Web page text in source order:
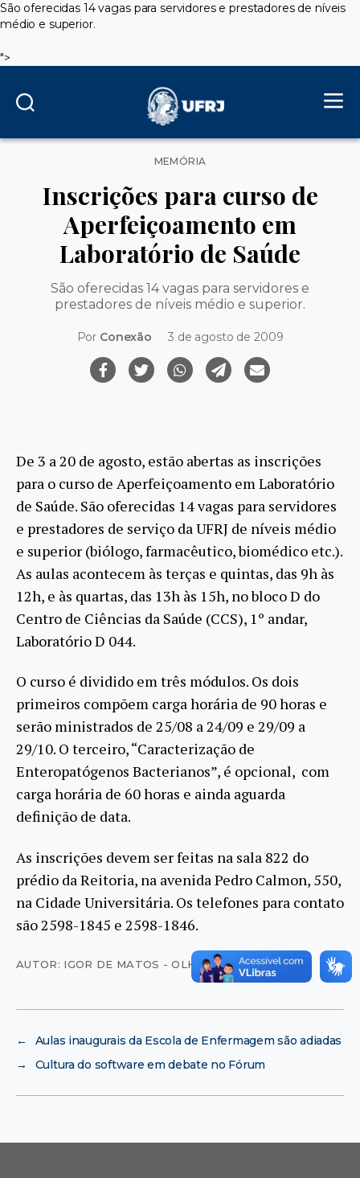
São oferecidas 14 vagas para servidores e prestadores de níveis
médio e superior.
">
Categorias
MEMÓRIA
Inscrições para curso de
Aperfeiçoamento em
Laboratório de Saúde
São oferecidas 14 vagas para servidores e
prestadores de níveis médio e superior.
Por Conexão 3 de agosto de 2009
De 3 a 20 de agosto, estão abertas as inscrições
para o curso de Aperfeiçoamento em Laboratório
de Saúde. São oferecidas 14 vagas para servidores
e prestadores de serviço da UFRJ de níveis médio
e superior (biólogo, farmacêutico, biomédico etc.).
As aulas acontecem às terças e quintas, das 9h às
12h, e às quartas, das 13h às 15h, no bloco D do
Centro de Ciências da Saúde (CCS), 1º andar,
Laboratório D 044.
O curso é dividido em três módulos. Os dois
primeiros compõem carga horária de 90 horas e
serão ministrados de 25/08 a 24/09 e 29/09 a
29/10. O terceiro, “Caracterização de
Enteropatógenos Bacterianos”, é opcional, com
carga horária de 60 horas e ainda aguarda
definição de data.
As inscrições devem ser feitas na sala 822 do
prédio da Reitoria, na avenida Pedro Calmon, 550,
na Cidade Universitária. Os telefones para contato
são 2598-1845 e 2598-1846.
AUTOR: IGOR DE MATOS - OLHAR VIRTUAL
←
Aulas inaugurais da Escola de Enfermagem são adiadas
→
Cultura do software em debate no Fórum